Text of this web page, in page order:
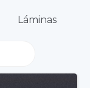
Láminas